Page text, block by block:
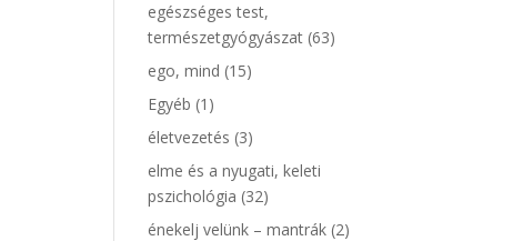
egészséges test,
természetgyógyászat (63)
ego, mind (15)
Egyéb (1)
életvezetés (3)
elme és a nyugati, keleti
pszichológia (32)
énekelj velünk – mantrák (2)